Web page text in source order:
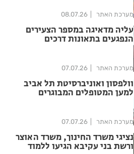
מערכת האתר 08.07.26
עליה מדאיגה במספר הצעירים
הנפגעים בתאונות דרכים
מערכת האתר 07.07.26
וולפסון ואוניברסיטת תל אביב
למען המטופלים המבוגרים
מערכת האתר 07.07.26
נציגי משרד החינוך, משרד האוצר
ורשת בני עקיבא הגיעו ללמוד